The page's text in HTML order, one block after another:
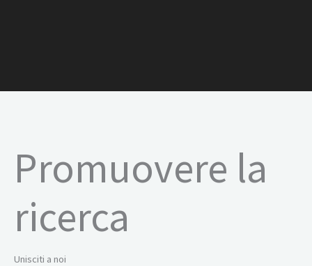
Promuovere la
ricerca
Unisciti a noi